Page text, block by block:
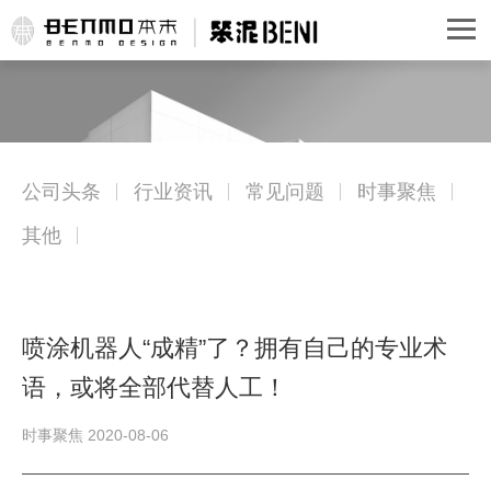
公司头条 行业资讯 常见问题
时事聚焦
其他
喷涂机器人“成精”了？拥有自己的专业术
语，或将全部代替人工！
时事聚焦 2020-08-06